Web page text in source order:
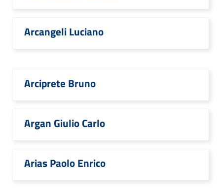
Arcangeli Luciano
Arciprete Bruno
Argan Giulio Carlo
Arias Paolo Enrico